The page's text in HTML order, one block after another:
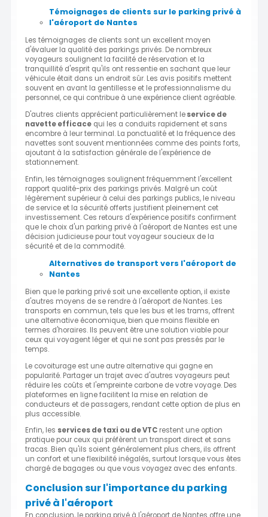
Témoignages de clients sur le parking privé à
l'aéroport de Nantes
Les témoignages de clients sont un excellent moyen
d'évaluer la qualité des parkings privés. De nombreux
voyageurs soulignent la facilité de réservation et la
tranquillité d'esprit qu'ils ont ressentie en sachant que leur
véhicule était dans un endroit sûr. Les avis positifs mettent
souvent en avant la gentillesse et le professionnalisme du
personnel, ce qui contribue à une expérience client agréable.
D'autres clients apprécient particulièrement leservice de
navette efficace qui les a conduits rapidement et sans
encombre à leur terminal. La ponctualité et la fréquence des
navettes sont souvent mentionnées comme des points forts,
ajoutant à la satisfaction générale de l'expérience de
stationnement.
Enfin, les témoignages soulignent fréquemment l'excellent
rapport qualité-prix des parkings privés. Malgré un coût
légèrement supérieur à celui des parkings publics, le niveau
de service et la sécurité offerts justifient pleinement cet
investissement. Ces retours d'expérience positifs confirment
que le choix d'un parking privé à l'aéroport de Nantes est une
décision judicieuse pour tout voyageur soucieux de la
sécurité et de la commodité.
Alternatives de transport vers l'aéroport de
Nantes
Bien que le parking privé soit une excellente option, il existe
d'autres moyens de se rendre à l'aéroport de Nantes. Les
transports en commun, tels que les bus et les trams, offrent
une alternative économique, bien que moins flexible en
termes d'horaires. Ils peuvent être une solution viable pour
ceux qui voyagent léger et qui ne sont pas pressés par le
temps.
Le covoiturage est une autre alternative qui gagne en
popularité. Partager un trajet avec d'autres voyageurs peut
réduire les coûts et l'empreinte carbone de votre voyage. Des
plateformes en ligne facilitent la mise en relation de
conducteurs et de passagers, rendant cette option de plus en
plus accessible.
Enfin, les services de taxi ou de VTC restent une option
pratique pour ceux qui préfèrent un transport direct et sans
tracas. Bien qu'ils soient généralement plus chers, ils offrent
un confort et une flexibilité inégalés, surtout lorsque vous êtes
chargé de bagages ou que vous voyagez avec des enfants.
Conclusion sur l'importance du parking
privé à l'aéroport